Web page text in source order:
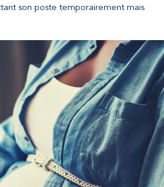
son poste temporairement mais